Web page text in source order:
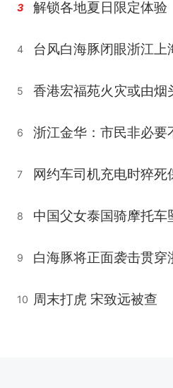
3 解锁各地夏日限定体验
4
5 香港宏福苑火灾或由烟
6 浙江金华：市民非必要
7 网约车司机充电时猝死
8
9 白海豚将正面袭击贯穿
10 周末打虎 宋致远被查